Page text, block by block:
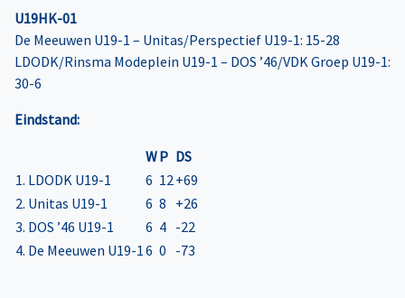
U19HK-01
De Meeuwen U19-1 – Unitas/Perspectief U19-1: 15-28
LDODK/Rinsma Modeplein U19-1 – DOS ’46/VDK Groep U19-1:
30-6
Eindstand:
WP DS
1. LDODK U19-1
6 12+69
2. Unitas U19-1
6 8 +26
3. DOS ’46 U19-1
6 4 -22
4. De Meeuwen U19-16 0 -73